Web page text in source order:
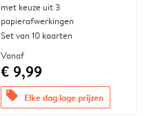
met keuze uit 3
papierafwerkingen
Set van 10 kaarten
Vanaf
€ 9,99
offers Elke dag lage prijzen